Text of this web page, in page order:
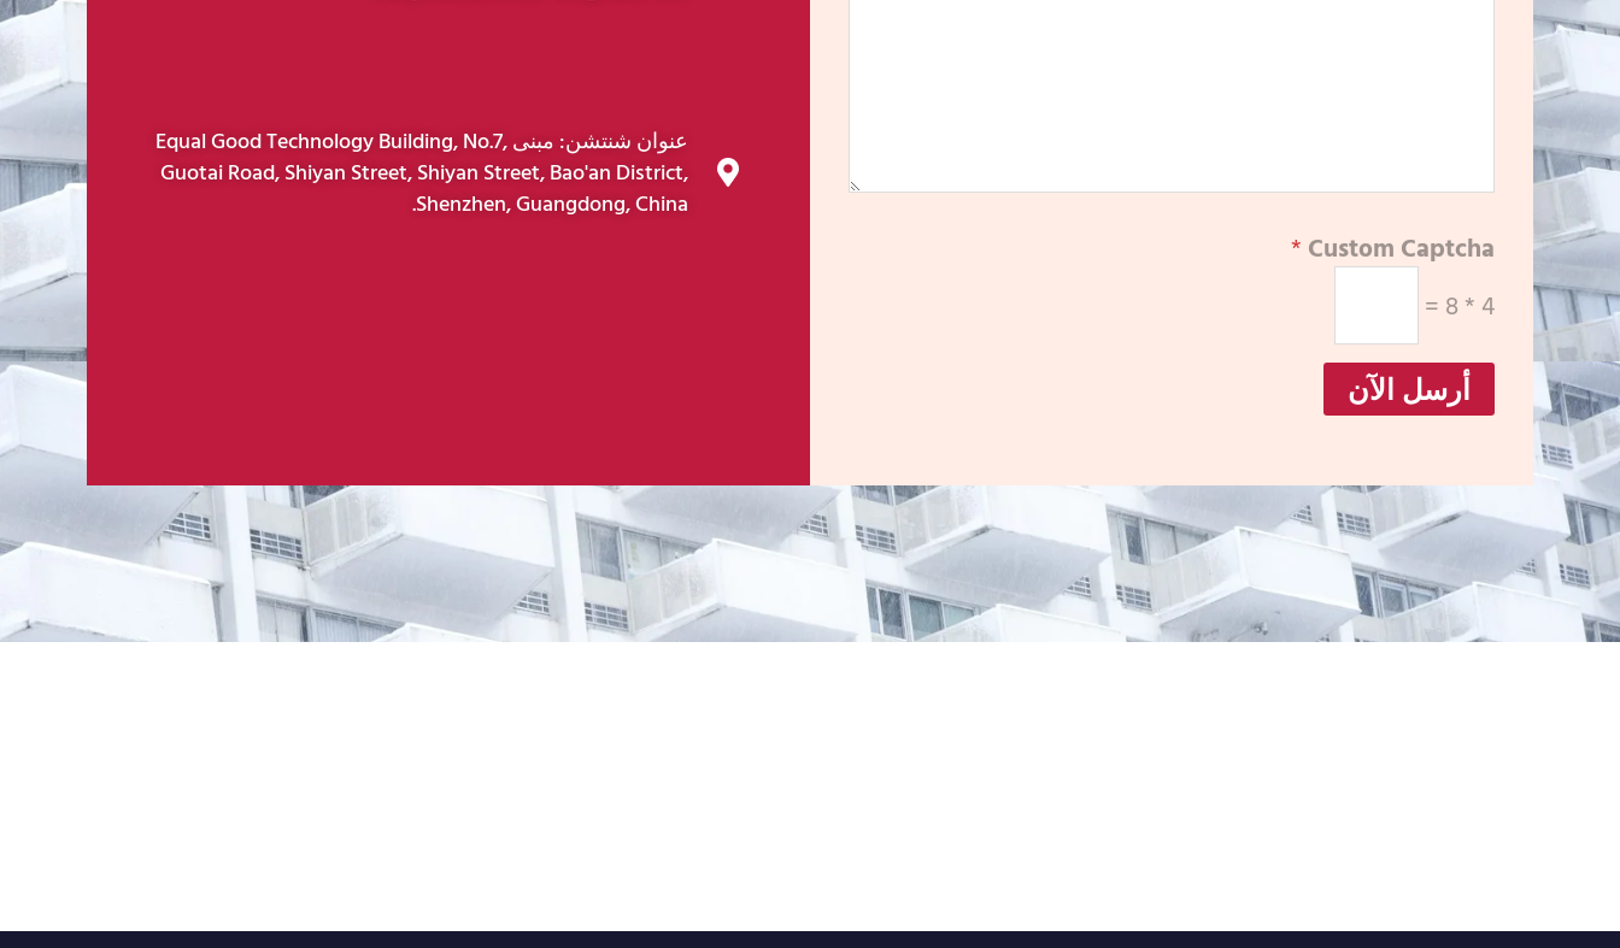
Custom Captcha
*
4
*
8
=
أرسل الآن
عنوان شنتشن: مبنى Equal Good Technology Building, No.7,
Guotai Road, Shiyan Street, Shiyan Street, Bao'an District,
Shenzhen, Guangdong, China.